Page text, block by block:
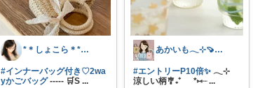
*＊しょこら＊*朝コレ
#インナーバッグ付き♡2wa
yかごバッグ----- 🛒S ...
あかいも𓂃⊹🍠8月もよろしくです✨
#エントリーP10倍✨ 𓂃⊹
涼しい柄🎐₊⁺ *⑅︎┈ ...